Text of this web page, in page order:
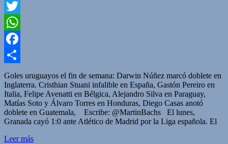
Twitter
WhatsApp
Facebook
Compartir
Goles uruguayos el fin de semana: Darwin Núñez marcó doblete en
Inglaterra. Cristhian Stuani infalible en España, Gastón Pereiro en
Italia, Felipe Avenatti en Bélgica, Alejandro Silva en Paraguay,
Matías Soto y Álvaro Torres en Honduras, Diego Casas anotó
doblete en Guatemala, Escribe: @MartinBachs El lunes,
Granada cayó 1:0 ante Atlético de Madrid por la Liga española. El
Leer más